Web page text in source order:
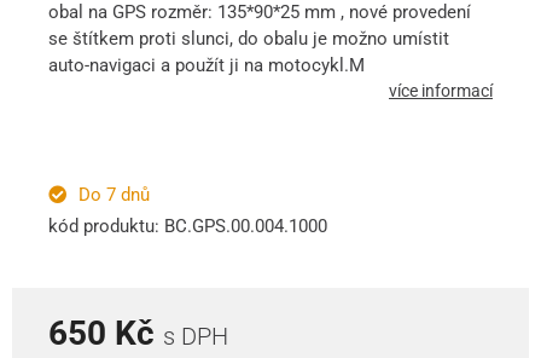
obal na GPS rozměr: 135*90*25 mm , nové provedení
se štítkem proti slunci, do obalu je možno umístit
auto-navigaci a použít ji na motocykl.M
více informací
Do 7 dnů
kód produktu: BC.GPS.00.004.1000
650 Kč s DPH